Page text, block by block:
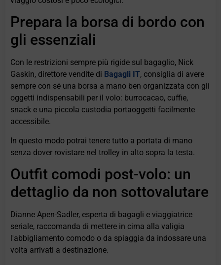
Prepara la borsa di bordo con
gli essenziali
Con le restrizioni sempre più rigide sul bagaglio, Nick
Gaskin, direttore vendite di Bagagli IT, consiglia di avere
sempre con sé una borsa a mano ben organizzata con gli
oggetti indispensabili per il volo: burrocacao, cuffie,
snack e una piccola custodia portaoggetti facilmente
accessibile.
In questo modo potrai tenere tutto a portata di mano
senza dover rovistare nel trolley in alto sopra la testa.
Outfit comodi post-volo: un
dettaglio da non sottovalutare
Dianne Apen-Sadler, esperta di bagagli e viaggiatrice
seriale, raccomanda di mettere in cima alla valigia
l'abbigliamento comodo o da spiaggia da indossare una
volta arrivati a destinazione.